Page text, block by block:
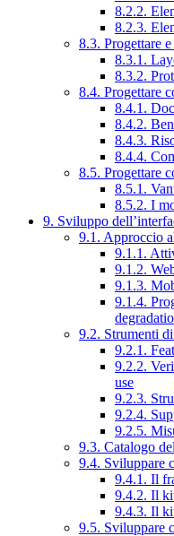
8.2.2.
8.2.3.
8.3. Progettare
8.3.1.
8.3.2.
8.4. Progettare
8.4.1.
8.4.2.
8.4.3.
8.4.4.
8.5. Progettare
8.5.1.
8.5.2. I
9. Sviluppo
9.1. Approccio
9.1.1.
9.1.2.
9.1.3.
9.1.4.
9.2. Strumenti
9.2.1.
9.2.2.
use
9.2.3.
9.2.4.
9.2.5.
9.3. Catalogo
9.4. Sviluppare
9.4.1. Il
9.4.2. Il
9.4.3. Il
9.5. Sviluppare